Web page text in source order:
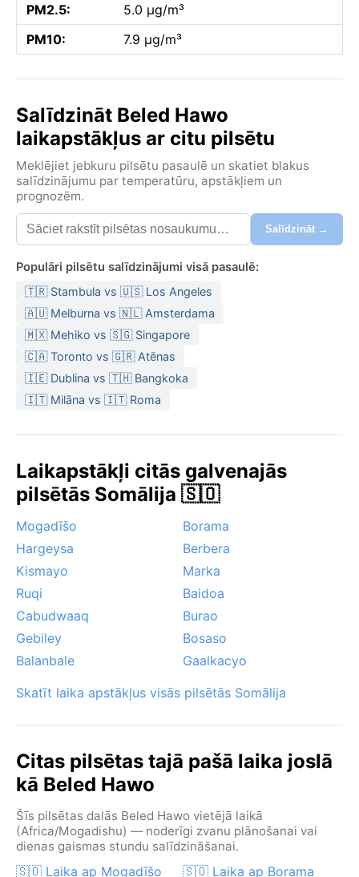
PM2.5:
5.0 µg/m³
PM10:
7.9 µg/m³
Salīdzināt Beled Hawo
laikapstākļus ar citu pilsētu
Meklējiet jebkuru pilsētu pasaulē un skatiet blakus
salīdzinājumu par temperatūru, apstākļiem un
prognozēm.
Salīdzināt →
Populāri pilsētu salīdzinājumi visā pasaulē:
🇹🇷 Stambula vs 🇺🇸 Los Angeles
🇦🇺 Melburna vs 🇳🇱 Amsterdama
🇲🇽 Mehiko vs 🇸🇬 Singapore
🇨🇦 Toronto vs 🇬🇷 Atēnas
🇮🇪 Dublina vs 🇹🇭 Bangkoka
🇮🇹 Milāna vs 🇮🇹 Roma
Laikapstākļi citās galvenajās
pilsētās Somālija 🇸🇴
Mogadīšo
Borama
Hargeysa
Berbera
Kismayo
Marka
Ruqi
Baidoa
Cabudwaaq
Burao
Gebiley
Bosaso
Balanbale
Gaalkacyo
Skatīt laika apstākļus visās pilsētās Somālija
Citas pilsētas tajā pašā laika joslā
kā Beled Hawo
Šīs pilsētas dalās Beled Hawo vietējā laikā
(Africa/Mogadishu) — noderīgi zvanu plānošanai vai
dienas gaismas stundu salīdzināšanai.
🇸🇴 Laika ap Mogadīšo 🇸🇴 Laika ap Borama